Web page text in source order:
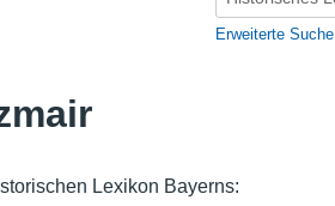
Audio
Alle Dateien
Erweiterte Suche
Lexikon Bayerns: